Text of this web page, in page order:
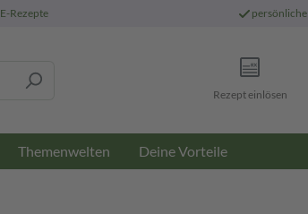
Rezepte persönliche
Rezept einlösen
Themenwelten Deine Vorteile